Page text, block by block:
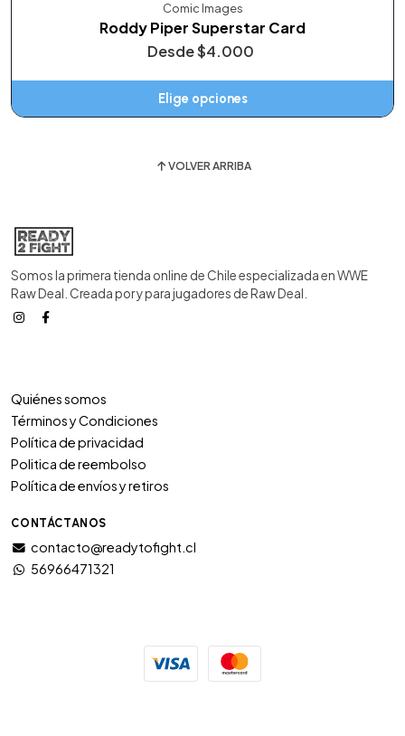
Comic Images
Roddy Piper Superstar Card
Desde$4.000
Elige opciones
VOLVER ARRIBA
Somos la primera tienda online de Chile especializada en WWE
Raw Deal. Creada por y para jugadores de Raw Deal.
Quiénes somos
Términos y Condiciones
Política de privacidad
Politica de reembolso
Política de envíos y retiros
CONTÁCTANOS
contacto@readytofight.cl
56966471321